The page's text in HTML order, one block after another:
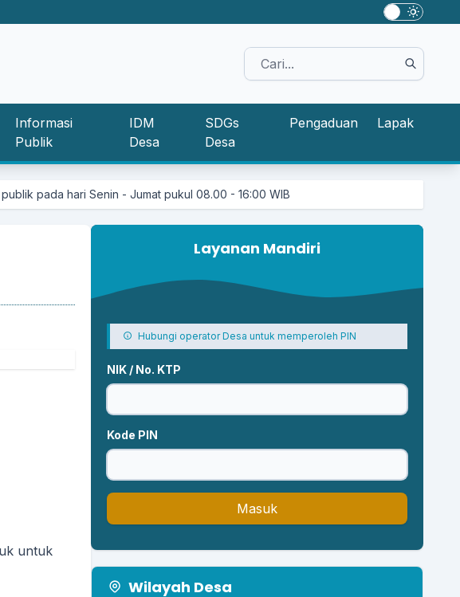
Informasi
Publik
IDM
Desa
SDGs
Desa
Pengaduan Lapak
- Jumat pukul 08.00 - 16:00 WIB
untuk
Layanan Mandiri
Hubungi operator Desa untuk memperoleh PIN
NIK / No. KTP
Kode PIN
Masuk
Wilayah Desa